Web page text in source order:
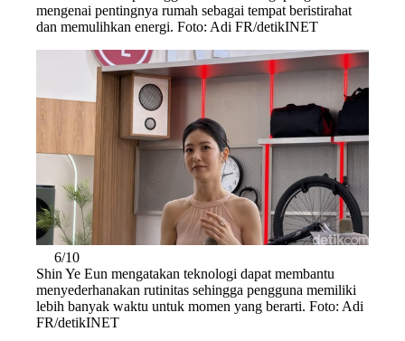
mengenai pentingnya rumah sebagai tempat beristirahat
dan memulihkan energi. Foto: Adi FR/detikINET
6/10
Shin Ye Eun mengatakan teknologi dapat membantu
menyederhanakan rutinitas sehingga pengguna memiliki
lebih banyak waktu untuk momen yang berarti. Foto: Adi
FR/detikINET